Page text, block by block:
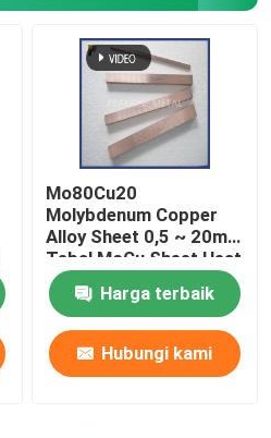
Mo80Cu20
Molybdenum Copper
Alloy Sheet 0,5 ~ 20mm
Tebal MoCu Sheet Heat
Sink Material
Harga terbaik
Hubungi kami